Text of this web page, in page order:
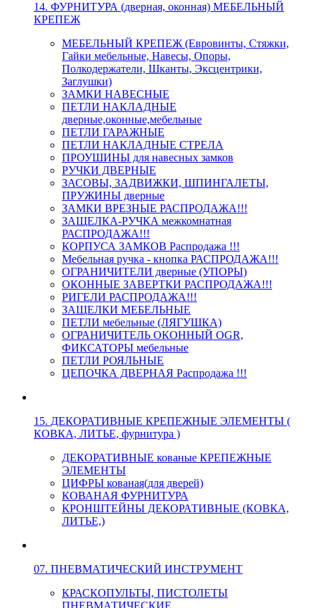
14. ФУРНИТУРА (дверная, оконная) МЕБЕЛЬНЫЙ
КРЕПЕЖ
МЕБЕЛЬНЫЙ КРЕПЕЖ (Евровинты, Стяжки,
Гайки мебельные, Навесы, Опоры,
Полкодержатели, Шканты, Эксцентрики,
Заглушки)
ЗАМКИ НАВЕСНЫЕ
ПЕТЛИ НАКЛАДНЫЕ
дверные,оконные,мебельные
ПЕТЛИ ГАРАЖНЫЕ
ПЕТЛИ НАКЛАДНЫЕ СТРЕЛА
ПРОУШИНЫ для навесных замков
РУЧКИ ДВЕРНЫЕ
ЗАСОВЫ, ЗАДВИЖКИ, ШПИНГАЛЕТЫ,
ПРУЖИНЫ дверные
ЗАМКИ ВРЕЗНЫЕ РАСПРОДАЖА!!!
ЗАЩЕЛКА-РУЧКА межкомнатная
РАСПРОДАЖА!!!
КОРПУСА ЗАМКОВ Распродажа !!!
Мебельная ручка - кнопка РАСПРОДАЖА!!!
ОГРАНИЧИТЕЛИ дверные (УПОРЫ)
ОКОННЫЕ ЗАВЕРТКИ РАСПРОДАЖА!!!
РИГЕЛИ РАСПРОДАЖА!!!
ЗАЩЕЛКИ МЕБЕЛЬНЫЕ
ПЕТЛИ мебельные (ЛЯГУШКА)
ОГРАНИЧИТЕЛЬ ОКОННЫЙ OGR,
ФИКСАТОРЫ мебельные
ПЕТЛИ РОЯЛЬНЫЕ
ЦЕПОЧКА ДВЕРНАЯ Распродажа !!!
15. ДЕКОРАТИВНЫЕ КРЕПЕЖНЫЕ ЭЛЕМЕНТЫ (
КОВКА, ЛИТЬЕ, фурнитура )
ДЕКОРАТИВНЫЕ кованые КРЕПЕЖНЫЕ
ЭЛЕМЕНТЫ
ЦИФРЫ кованая(для дверей)
КОВАНАЯ ФУРНИТУРА
КРОНШТЕЙНЫ ДЕКОРАТИВНЫЕ (КОВКА,
ЛИТЬЕ,)
07. ПНЕВМАТИЧЕСКИЙ ИНСТРУМЕНТ
КРАСКОПУЛЬТЫ, ПИСТОЛЕТЫ
ПНЕВМАТИЧЕСКИЕ